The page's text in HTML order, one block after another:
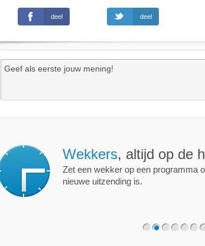
deel deel
Wekkers, altijd op de
Zet een wekker op een programma
nieuwe uitzending is.